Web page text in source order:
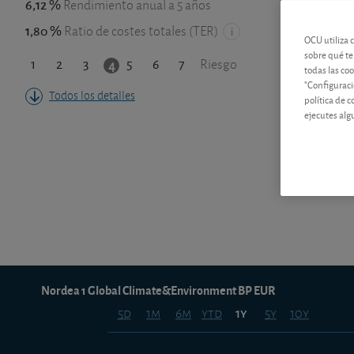
6,12 % Rendimiento anual a 5 años
1,80 % Ratio de costes totales (TER)
1 2 3 4 5 6 7 Riesgo
Todos los detalles
5d 1m 6m ytd 1y 5y 10y
Nordea 1 Global Climate&Environment BP EUR
OCU utiliza
sobre qué
todas las
política de
ejecutes